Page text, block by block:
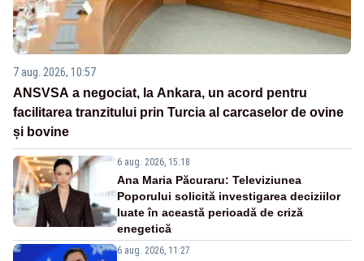
7 aug. 2026, 10:57
ANSVSA a negociat, la Ankara, un acord pentru
facilitarea tranzitului prin Turcia al carcaselor de ovine
și bovine
6 aug. 2026, 15:18
Ana Maria Păcuraru: Televiziunea
Poporului solicită investigarea deciziilor
luate în această perioadă de criză
enegetică
6 aug. 2026, 11:27